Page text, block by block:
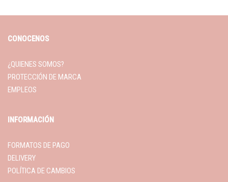
CONOCENOS
¿QUIENES SOMOS?
PROTECCIÓN DE MARCA
EMPLEOS
INFORMACIÓN
FORMATOS DE PAGO
DELIVERY
POLÍTICA DE CAMBIOS